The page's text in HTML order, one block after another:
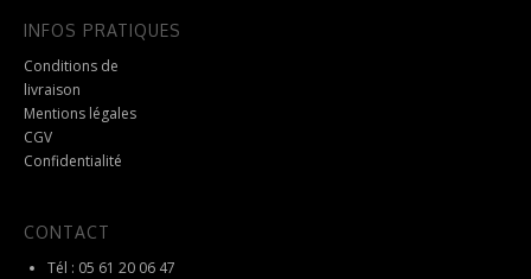
INFOS PRATIQUES
Conditions de
livraison
Mentions légales
CGV
Confidentialité
CONTACT
Tél : 05 61 20 06 47